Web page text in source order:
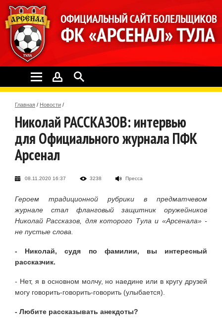
Главная / Новости /
Николай РАССКАЗОВ: интервью
для Официального журнала ПФК
Арсенал
08.11.2020 16:37 3238 Пресса
Героем традиционной рубрики в предматчевом
журнале стал фланговый защитник оружейников
Николай Рассказов, для которого Тула и «Арсенала» -
не пустые слова.
- Николай, судя по фамилии, вы интересный
рассказчик.
- Нет, я в основном молчу, но наедине или в кругу друзей
могу говорить-говорить-говорить (улыбается).
- Любите рассказывать анекдоты?